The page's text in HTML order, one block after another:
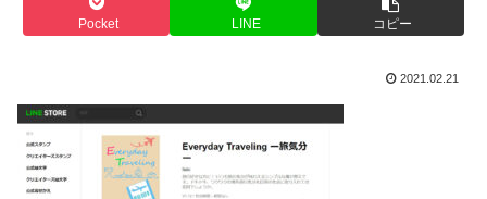
Pocket LINE コピー
2021.02.21